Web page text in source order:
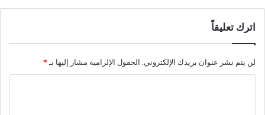
اترك تعليقاً
لن يتم نشر عنوان بريدك الإلكتروني. الحقول الإلزامية مشار إليها بـ *